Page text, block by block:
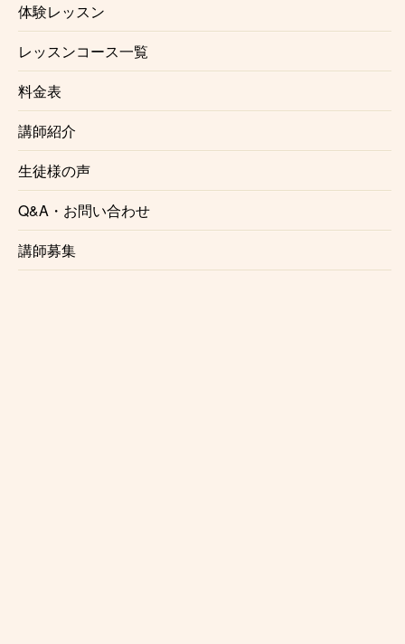
体験レッスン
レッスンコース一覧
料金表
講師紹介
生徒様の声
Q&A・お問い合わせ
講師募集
赤羽クラリネット教室で講師を務めるのは、演奏家と
しても講師としても確かな実力、経験を持ったプロク
ラリネッティストです。正しい奏法をわかりやすくレ
ッスンいたします。
☆自由に選べるレッスン時間
月1回からの自由予約制で、曜日、時間を固定する必
要がないのでお仕事で忙しい方にも安心です。
仕事帰り、学校帰りに通う事も可能です。
☆初心者にも優しいレッスン内容